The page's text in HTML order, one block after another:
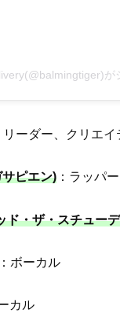
が
リーダー、クリエ
ピエン) ：ラッパー
・ザ・スチュー
：ボーカル
カル